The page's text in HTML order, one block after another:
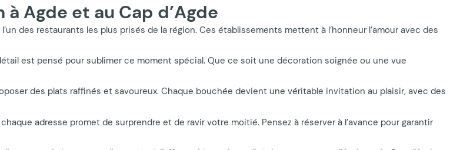
Agde et au Cap d’Agde
des restaurants les plus prisés de la région. Ces établissements mettent à l’honneur l’amour avec des
est pensé pour sublimer ce moment spécial. Que ce soit une décoration soignée ou une vue
des plats raffinés et savoureux. Chaque bouchée devient une véritable invitation au plaisir, avec des
adresse promet de surprendre et de ravir votre moitié. Pensez à réserver à l’avance pour garantir